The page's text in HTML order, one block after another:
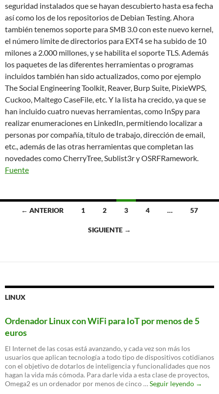
seguridad instalados que se hayan descubierto hasta esa fecha
así como los de los repositorios de Debian Testing. Ahora
también tenemos soporte para SMB 3.0 con este nuevo kernel,
el número límite de directorios para EXT4 se ha subido de 10
milones a 2.000 millones, y se habilita el soporte TLS. Además
los paquetes de las diferentes herramientas o programas
incluidos también han sido actualizados, como por ejemplo
The Social Engineering Toolkit, Reaver, Burp Suite, PixieWPS,
Cuckoo, Maltego CaseFile, etc. Y la lista ha crecido, ya que se
han incluido cuatro nuevas herramientas, como InSpy para
realizar enumeraciones en LinkedIn, permitiendo localizar a
personas por compañía, título de trabajo, dirección de email,
etc., además de las otras herramientas que completan las
novedades como CherryTree, Sublist3r y OSRFRamework.
Fuente
entradas
← ANTERIOR 1 2 3 4 … 57
SIGUIENTE →
LINUX
Ordenador Linux con WiFi para IoT por menos de 5
euros
El Internet de las cosas está avanzando, y cada vez son más los
usuarios que aplican tecnología a todo tipo de dispositivos cotidianos
con el objetivo de dotarlos de inteligencia y funcionalidades que nos
hagan la vida más cómoda. Para darle vida a esta clase de proyectos,
Omega2 es un ordenador por menos de cinco …Seguir leyendo →